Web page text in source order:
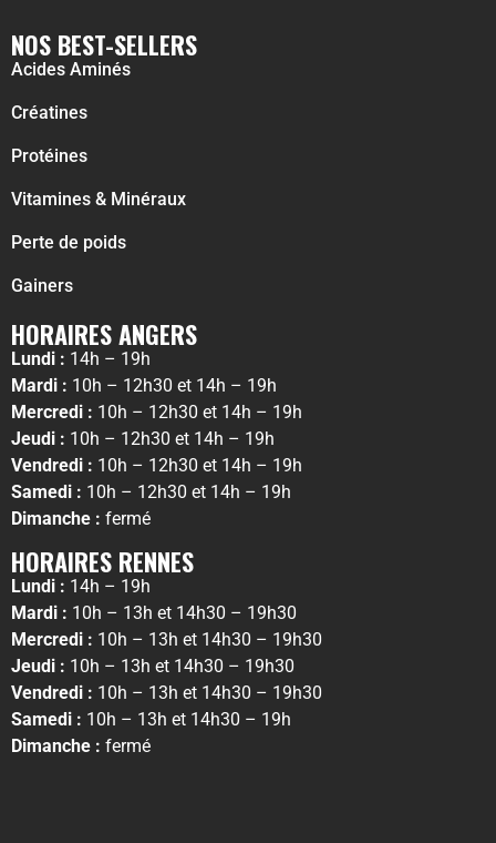
NOS BEST-SELLERS
Acides Aminés
Créatines
Protéines
Vitamines & Minéraux
Perte de poids
Gainers
HORAIRES ANGERS
Lundi : 14h – 19h
Mardi : 10h – 12h30 et 14h – 19h
Mercredi : 10h – 12h30 et 14h – 19h
Jeudi : 10h – 12h30 et 14h – 19h
Vendredi : 10h – 12h30 et 14h – 19h
Samedi : 10h – 12h30 et 14h – 19h
Dimanche : fermé
HORAIRES RENNES
Lundi : 14h – 19h
Mardi : 10h – 13h et 14h30 – 19h30
Mercredi : 10h – 13h et 14h30 – 19h30
Jeudi : 10h – 13h et 14h30 – 19h30
Vendredi : 10h – 13h et 14h30 – 19h30
Samedi : 10h – 13h et 14h30 – 19h
Dimanche : fermé